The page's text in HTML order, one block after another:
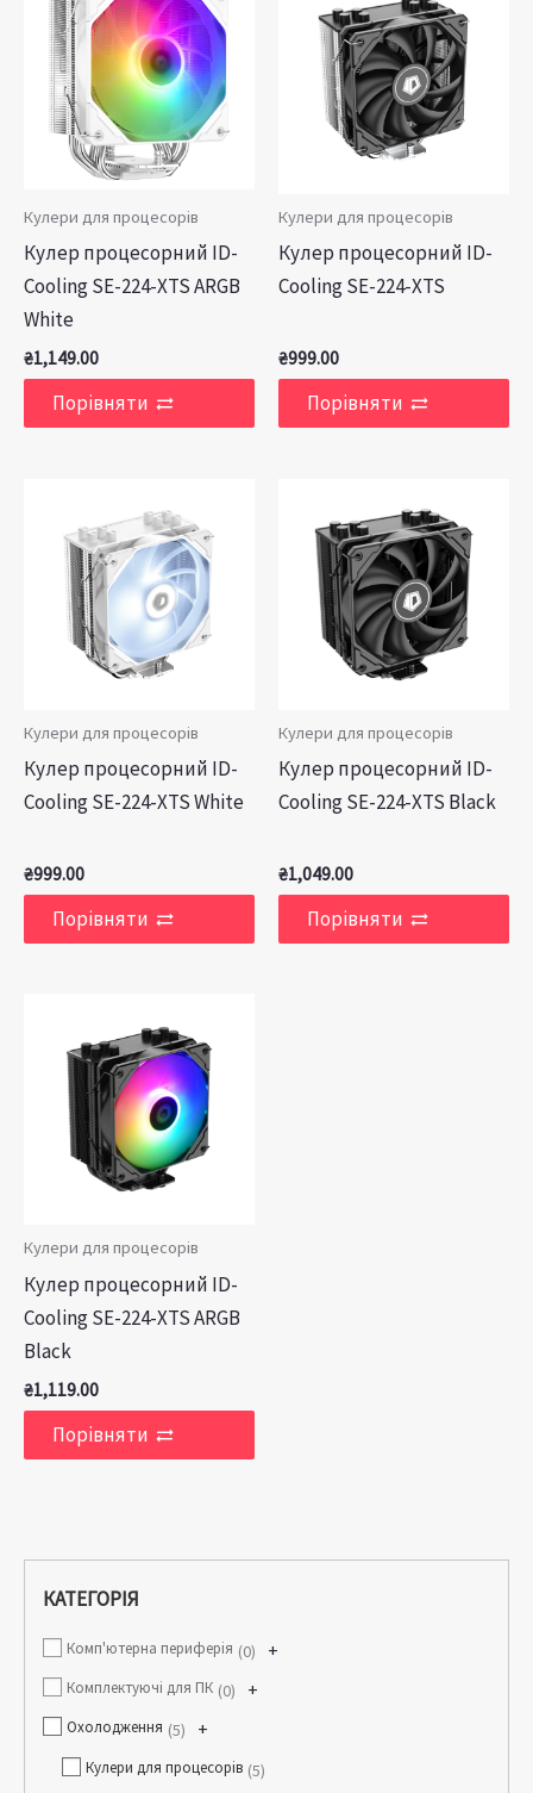
КАТЕГОРІЯ
Комп'ютерна периферія +
0
Комплектуючі для ПК +
0
Охолодження +
5
Кулери для процесорів 5
Кулери для процесорів
Кулер процесорний ID-
Cooling SE-224-XTS ARGB
White
₴1,149.00
Порівняти
Кулери для процесорів
Кулер процесорний ID-
Cooling SE-224-XTS
₴999.00
Порівняти
Кулери для процесорів
Кулер процесорний ID-
Cooling SE-224-XTS White
₴999.00
Порівняти
Кулери для процесорів
Кулер процесорний ID-
Cooling SE-224-XTS Black
₴1,049.00
Порівняти
Кулери для процесорів
Кулер процесорний ID-
Cooling SE-224-XTS ARGB
Black
₴1,119.00
Порівняти